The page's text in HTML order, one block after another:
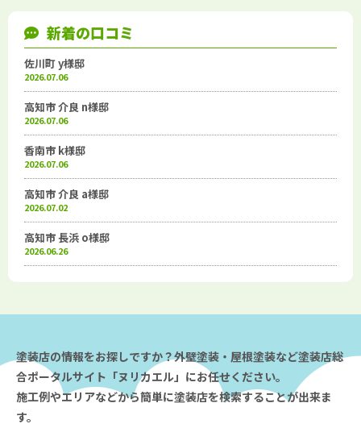
新着の口コミ
佐川町 y様邸
2026.07.06
高知市 介良 n様邸
2026.07.06
香南市 k様邸
2026.07.06
高知市 介良 a様邸
2026.07.02
高知市 長浜 o様邸
2026.06.26
塗装店の情報をお探しですか？外壁塗装・屋根塗装など塗装店総
合ポータルサイト「ヌリカエル」にお任せください。
施工例やエリアなどから簡単に塗装店を検索することが出来ま
す。